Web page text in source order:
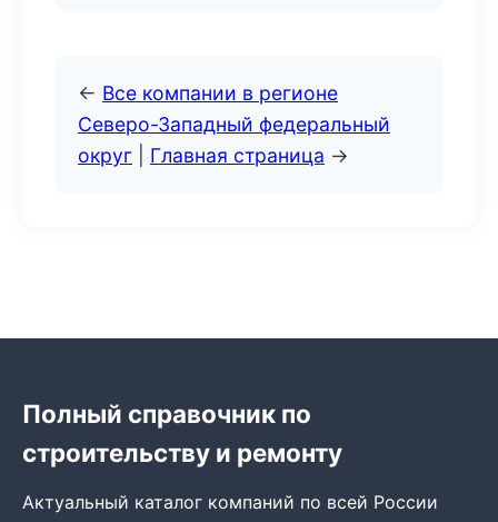
← Все компании в регионе
Северо-Западный федеральный
округ
Главная страница →
Полный справочник по
строительству и ремонту
Актуальный каталог компаний по всей России